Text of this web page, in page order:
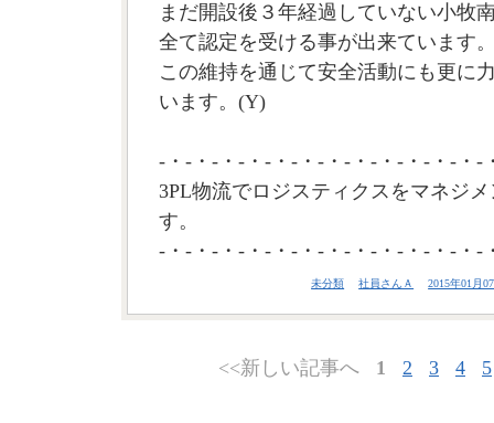
まだ開設後３年経過していない小牧
全て認定を受ける事が出来ています
この維持を通じて安全活動にも更に
います。(Y)
-・-・-・-・-・-・-・-・-・-・-・-・-
3PL物流でロジスティクスをマネジ
す。
-・-・-・-・-・-・-・-・-・-・-・-・-
未分類 社員さんＡ 2015年01月
<<新しい記事へ 1 2 3 4 5